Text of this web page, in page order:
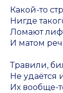
Какой-то
Нигде
Ломают
И матом
Травили,
Не удаётся
Их вообще-